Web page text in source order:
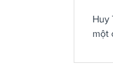
Huy
một